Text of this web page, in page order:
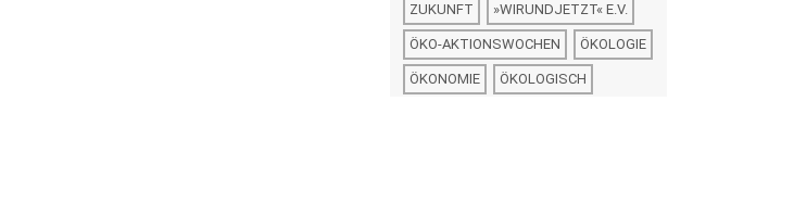
ZUKUNFT »WIRUNDJETZT« E.V.
ÖKO-AKTIONSWOCHEN ÖKOLOGIE
ÖKONOMIE ÖKOLOGISCH